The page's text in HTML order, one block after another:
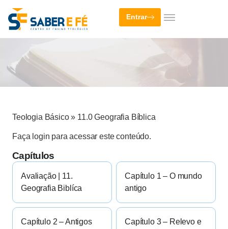
Entrar
Teologia Básico » 11.0 Geografia Bíblica
Faça login para acessar este conteúdo.
Capítulos
Avaliação | 11.
Geografia Biblíca
Capítulo 1 – O mundo
antigo
Capítulo 2 – Antigos
Capítulo 3 – Relevo e